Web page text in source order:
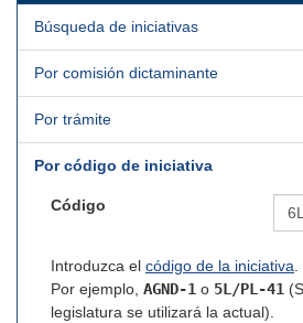
Búsqueda de iniciativas
Por comisión dictaminante
Por trámite
Por código de iniciativa
Código
Introduzca el código de la iniciativa.
Por ejemplo, AGND-1 o 5L/PL-41
legislatura se utilizará la actual).